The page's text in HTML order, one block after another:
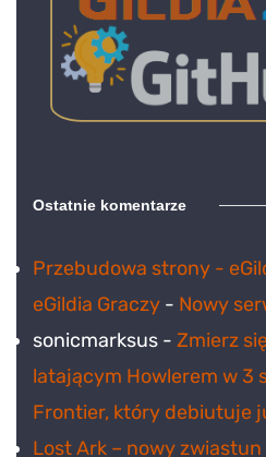
Ostatnie komentarze
Przebudowa strony -
eGildia Graczy - Nowy
sonicmarksus - Zmierz
latającym Howlerem w 3
Frontier, który debiutuje
Lost Ark – nowy